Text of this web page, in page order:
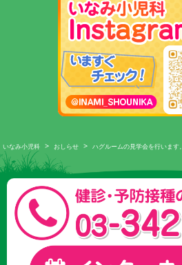
いなみ小児科 > おしらせ > ハグルームの見学会を行います。